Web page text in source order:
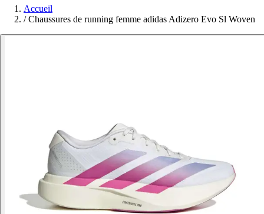
Accueil
/ Chaussures de running femme adidas Adizero Evo Sl Woven